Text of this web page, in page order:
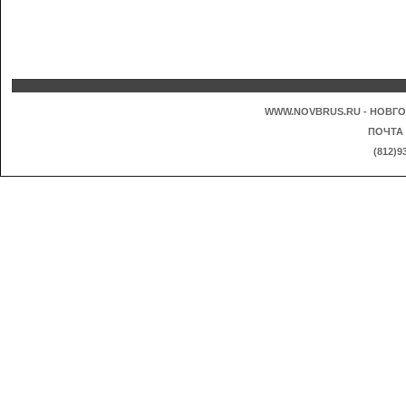
WWW.NOVBRUS.RU -
ПОЧТА